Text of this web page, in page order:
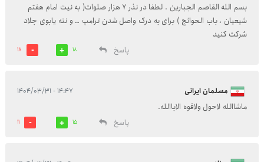
بسم الله القاصم الجبارین . لطفا در نذر 7 هزار صلوات( به نیت امام هفتم
شیعیان ، باب الحوائج ) برای به درک واصل شدن ترامپ … و ننه یابوی جلاد
شرکت کنید
پاسخ
18
18
مسلمان ایرانی ۱۴:۴۷ - ۱۴۰۴/۰۳/۳۱
ماشاالله لاحول ولاقوه الاباالله.
پاسخ
15
11